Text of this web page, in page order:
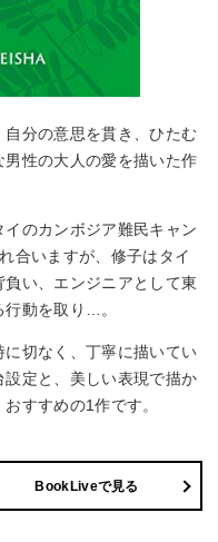
分の意思を貫き、ひたむ
性の大人の愛を描いた作
のカンボジア難民キャン
合いますが、修子はタイ
い、エンジニアとして東
動を取り…。
切なく、丁寧に描いてい
定と、美しい表現で描か
すすめの1作です。
BookLiveで見る